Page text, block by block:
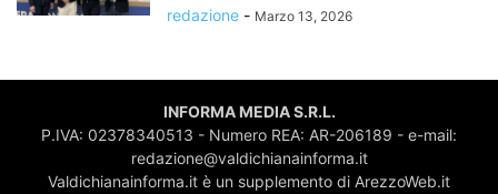
redazione - Marzo 13, 2026
INFORMA MEDIA S.R.L.
P.IVA: 02378340513 - Numero REA: AR-206189 - e-mail:
redazione@valdichianainforma.it
Valdichianainforma.it è un supplemento di ArezzoWeb.it